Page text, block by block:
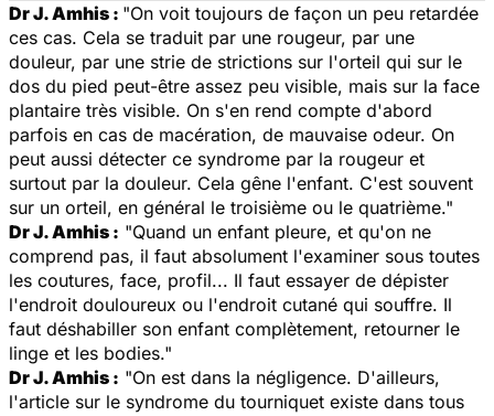
Dr J. Amhis : "On voit toujours de façon un peu retardée
ces cas. Cela se traduit par une rougeur, par une
douleur, par une strie de strictions sur l'orteil qui sur le
dos du pied peut-être assez peu visible, mais sur la face
plantaire très visible. On s'en rend compte d'abord
parfois en cas de macération, de mauvaise odeur. On
peut aussi détecter ce syndrome par la rougeur et
surtout par la douleur. Cela gêne l'enfant. C'est souvent
sur un orteil, en général le troisième ou le quatrième."
Dr J. Amhis : "Quand un enfant pleure, et qu'on ne
comprend pas, il faut absolument l'examiner sous toutes
les coutures, face, profil... Il faut essayer de dépister
l'endroit douloureux ou l'endroit cutané qui souffre. Il
faut déshabiller son enfant complètement, retourner le
linge et les bodies."
Dr J. Amhis : "On est dans la négligence. D'ailleurs,
l'article sur le syndrome du tourniquet existe dans tous